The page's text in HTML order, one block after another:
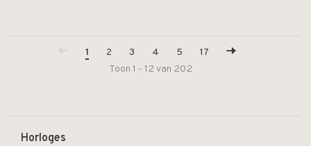
1 2 3 4 5
17
Toon 1 - 12 van 202
Horloges